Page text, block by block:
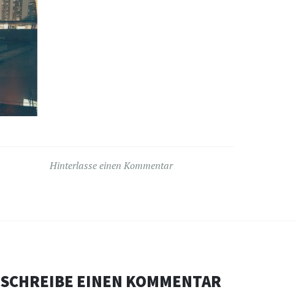
Hinterlasse einen Kommentar
SCHREIBE EINEN KOMMENTAR